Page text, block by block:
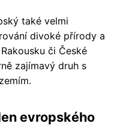
také velmi
divoké přírody a
či České
zajímavý druh s
evropského